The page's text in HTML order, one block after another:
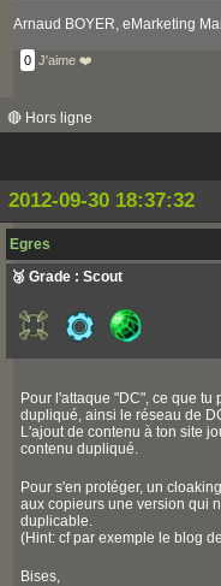
Arnaud BOYER, eMarketing
0 J'aime ❤️
🔴 Hors ligne
2012-09-30 18:37:32
Egres
🥉 Grade : Scout
Pour l'attaque "DC", ce que tu
dupliqué, ainsi le réseau de
L'ajout de contenu à ton site
contenu dupliqué.
Pour s'en protéger, un
aux copieurs une version qui
duplicable.
(Hint: cf par exemple le blog
Bises,